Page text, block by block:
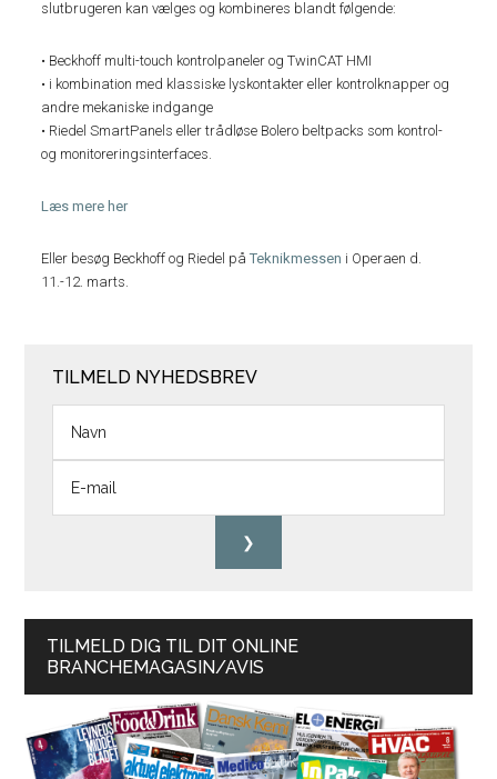
slutbrugeren kan vælges og kombineres blandt følgende:
• Beckhoff multi-touch kontrolpaneler og TwinCAT HMI
• i kombination med klassiske lyskontakter eller kontrolknapper og
andre mekaniske indgange
• Riedel SmartPanels eller trådløse Bolero beltpacks som kontrol-
og monitoreringsinterfaces.
Læs mere her
Eller besøg Beckhoff og Riedel påTeknikmessen i Operaen d.
11.-12. marts.
TILMELD NYHEDSBREV
TILMELD DIG TIL DIT ONLINE
BRANCHEMAGASIN/AVIS